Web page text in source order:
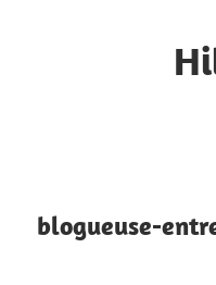
blogueuse-